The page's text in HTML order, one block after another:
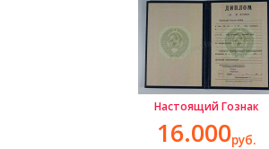
Настоящий Гознак
16.000руб.